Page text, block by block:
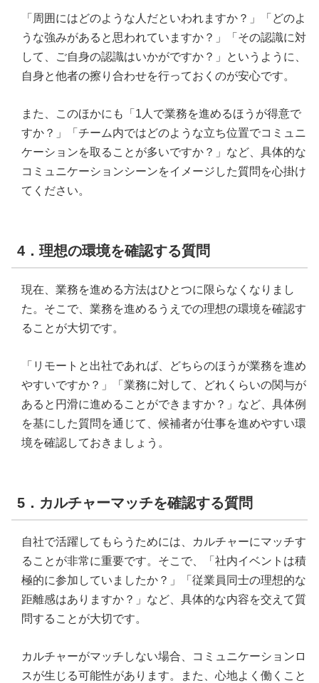
「周囲にはどのような人だといわれますか？」「どのよ
うな強みがあると思われていますか？」「その認識に対
して、ご自身の認識はいかがですか？」というように、
自身と他者の擦り合わせを行っておくのが安心です。
また、このほかにも「1人で業務を進めるほうが得意で
すか？」「チーム内ではどのような立ち位置でコミュニ
ケーションを取ることが多いですか？」など、具体的な
コミュニケーションシーンをイメージした質問を心掛け
てください。
4．理想の環境を確認する質問
現在、業務を進める方法はひとつに限らなくなりまし
た。そこで、業務を進めるうえでの理想の環境を確認す
ることが大切です。
「リモートと出社であれば、どちらのほうが業務を進め
やすいですか？」「業務に対して、どれくらいの関与が
あると円滑に進めることができますか？」など、具体例
を基にした質問を通じて、候補者が仕事を進めやすい環
境を確認しておきましょう。
5．カルチャーマッチを確認する質問
自社で活躍してもらうためには、カルチャーにマッチす
ることが非常に重要です。そこで、「社内イベントは積
極的に参加していましたか？」「従業員同士の理想的な
距離感はありますか？」など、具体的な内容を交えて質
問することが大切です。
カルチャーがマッチしない場合、コミュニケーションロ
スが生じる可能性があります。また、心地よく働くこと